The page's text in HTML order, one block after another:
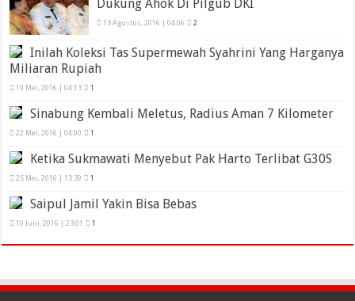
Dukung Ahok Di Pilgub DKI
13 Agustus, 2016 | 04:06 2
Inilah Koleksi Tas Supermewah Syahrini Yang Harganya
Miliaran Rupiah
19 Mei, 2016 | 04:13 1
Sinabung Kembali Meletus, Radius Aman 7 Kilometer
22 Mei, 2016 | 04:00 1
Ketika Sukmawati Menyebut Pak Harto Terlibat G30S
25 Mei, 2016 | 13:39 1
Saipul Jamil Yakin Bisa Bebas
10 Juni, 2016 | 23:01 1